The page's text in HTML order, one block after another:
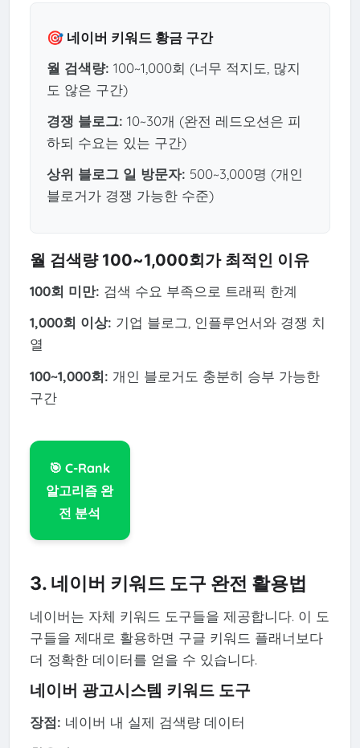
🎯 네이버 키워드 황금 구간
월 검색량: 100~1,000회 (너무 적지도, 많지
도 않은 구간)
경쟁 블로그: 10~30개 (완전 레드오션은 피
하되 수요는 있는 구간)
상위 블로그 일 방문자: 500~3,000명 (개인
블로거가 경쟁 가능한 수준)
월 검색량 100~1,000회가 최적인 이유
100회 미만: 검색 수요 부족으로 트래픽 한계
1,000회 이상: 기업 블로그, 인플루언서와 경쟁 치
열
100~1,000회: 개인 블로거도 충분히 승부 가능한
구간
🎯 C-Rank
알고리즘 완
전 분석
3. 네이버 키워드 도구 완전 활용법
네이버는 자체 키워드 도구들을 제공합니다. 이 도
구들을 제대로 활용하면 구글 키워드 플래너보다
더 정확한 데이터를 얻을 수 있습니다.
네이버 광고시스템 키워드 도구
장점: 네이버 내 실제 검색량 데이터